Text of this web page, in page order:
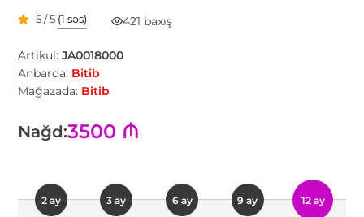
5 / 5 (1 səs) 421 baxış
Artikul:JA0018000
Anbarda: Bitib
Mağazada: Bitib
Nağd:3500 ₼
2 ay 3 ay 6 ay 9 ay 12 ay